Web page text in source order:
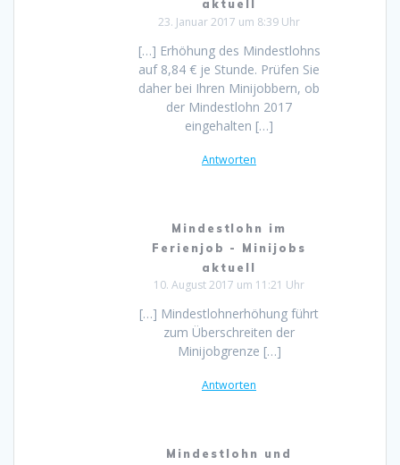
aktuell
23. Januar 2017 um 8:39 Uhr
[…] Erhöhung des Mindestlohns
auf 8,84 € je Stunde. Prüfen Sie
daher bei Ihren Minijobbern, ob
der Mindestlohn 2017
eingehalten […]
Antworten
Mindestlohn im
Ferienjob - Minijobs
aktuell
10. August 2017 um 11:21 Uhr
[…] Mindestlohnerhöhung führt
zum Überschreiten der
Minijobgrenze […]
Antworten
Mindestlohn und